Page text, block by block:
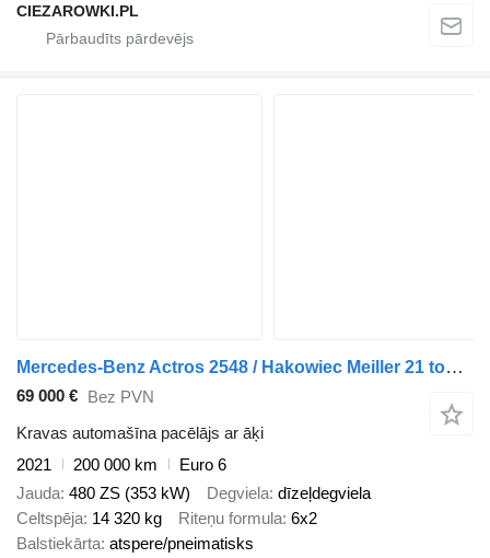
CIEZAROWKI.PL
Mercedes-Benz Actros 2548 / Hakowiec Meiller 21 ton / 200 tys. km! / 5 szt
69 000 € Bez PVN
Kravas automašīna pacēlājs ar āķi
2021
200 000 km
Euro 6
Jauda 480 ZS (353 kW) Degviela dīzeļdegviela
Celtspēja 14 320 kg Riteņu formula 6x2
Balstiekārta atspere/pneimatisks